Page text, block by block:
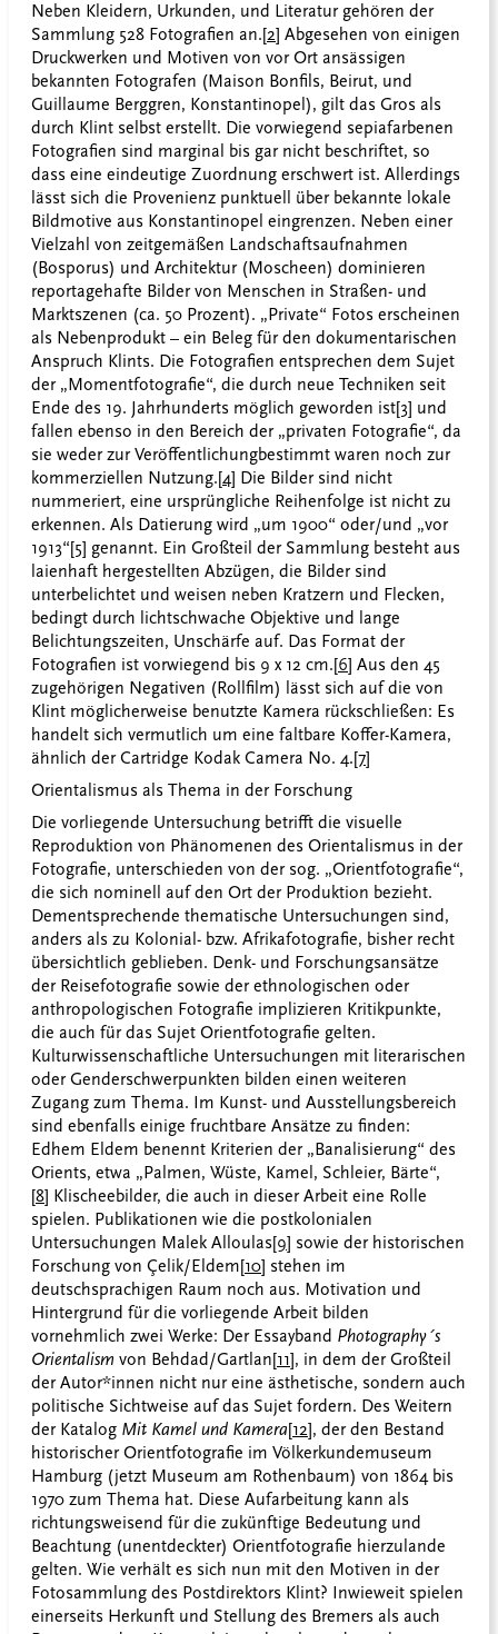
Neben Kleidern, Urkunden, und Literatur gehören der
Sammlung 528 Fotografien an.[2] Abgesehen von einigen
Druckwerken und Motiven von vor Ort ansässigen
bekannten Fotografen (Maison Bonfils, Beirut, und
Guillaume Berggren, Konstantinopel), gilt das Gros als
durch Klint selbst erstellt. Die vorwiegend sepiafarbenen
Fotografien sind marginal bis gar nicht beschriftet, so
dass eine eindeutige Zuordnung erschwert ist. Allerdings
lässt sich die Provenienz punktuell über bekannte lokale
Bildmotive aus Konstantinopel eingrenzen. Neben einer
Vielzahl von zeitgemäßen Landschaftsaufnahmen
(Bosporus) und Architektur (Moscheen) dominieren
reportagehafte Bilder von Menschen in Straßen- und
Marktszenen (ca. 50 Prozent). „Private“ Fotos erscheinen
als Nebenprodukt – ein Beleg für den dokumentarischen
Anspruch Klints. Die Fotografien entsprechen dem Sujet
der „Momentfotografie“, die durch neue Techniken seit
Ende des 19. Jahrhunderts möglich geworden ist[3] und
fallen ebenso in den Bereich der „privaten Fotografie“, da
sie weder zur Veröffentlichungbestimmt waren noch zur
kommerziellen Nutzung.[4] Die Bilder sind nicht
nummeriert, eine ursprüngliche Reihenfolge ist nicht zu
erkennen. Als Datierung wird „um 1900“ oder/und „vor
1913“[5] genannt. Ein Großteil der Sammlung besteht aus
laienhaft hergestellten Abzügen, die Bilder sind
unterbelichtet und weisen neben Kratzern und Flecken,
bedingt durch lichtschwache Objektive und lange
Belichtungszeiten, Unschärfe auf. Das Format der
Fotografien ist vorwiegend bis 9 x 12 cm.[6] Aus den 45
zugehörigen Negativen (Rollfilm) lässt sich auf die von
Klint möglicherweise benutzte Kamera rückschließen: Es
handelt sich vermutlich um eine faltbare Koffer-Kamera,
ähnlich der Cartridge Kodak Camera No. 4.[7]
Orientalismus als Thema in der Forschung
Die vorliegende Untersuchung betrifft die visuelle
Reproduktion von Phänomenen des Orientalismus in der
Fotografie, unterschieden von der sog. „Orientfotografie“,
die sich nominell auf den Ort der Produktion bezieht.
Dementsprechende thematische Untersuchungen sind,
anders als zu Kolonial- bzw. Afrikafotografie, bisher recht
übersichtlich geblieben. Denk- und Forschungsansätze
der Reisefotografie sowie der ethnologischen oder
anthropologischen Fotografie implizieren Kritikpunkte,
die auch für das Sujet Orientfotografie gelten.
Kulturwissenschaftliche Untersuchungen mit literarischen
oder Genderschwerpunkten bilden einen weiteren
Zugang zum Thema. Im Kunst- und Ausstellungsbereich
sind ebenfalls einige fruchtbare Ansätze zu finden:
Edhem Eldem benennt Kriterien der „Banalisierung“ des
Orients, etwa „Palmen, Wüste, Kamel, Schleier, Bärte“,
[8] Klischeebilder, die auch in dieser Arbeit eine Rolle
spielen. Publikationen wie die postkolonialen
Untersuchungen Malek Alloulas[9] sowie der historischen
Forschung von Çelik/Eldem[10] stehen im
deutschsprachigen Raum noch aus. Motivation und
Hintergrund für die vorliegende Arbeit bilden
vornehmlich zwei Werke: Der Essayband Photography´s
Orientalism von Behdad/Gartlan[11], in dem der Großteil
der Autor*innen nicht nur eine ästhetische, sondern auch
politische Sichtweise auf das Sujet fordern. Des Weitern
der Katalog Mit Kamel und Kamera[12], der den Bestand
historischer Orientfotografie im Völkerkundemuseum
Hamburg (jetzt Museum am Rothenbaum) von 1864 bis
1970 zum Thema hat. Diese Aufarbeitung kann als
richtungsweisend für die zukünftige Bedeutung und
Beachtung (unentdeckter) Orientfotografie hierzulande
gelten. Wie verhält es sich nun mit den Motiven in der
Fotosammlung des Postdirektors Klint? Inwieweit spielen
einerseits Herkunft und Stellung des Bremers als auch